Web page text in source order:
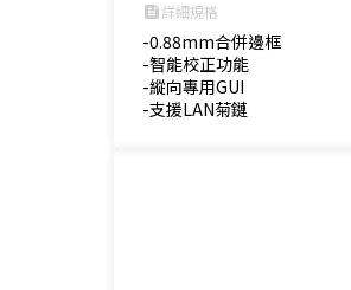
feed詳細規格
-0.88mm合併邊框
-智能校正功能
-縱向專用GUI
-支援LAN菊鏈